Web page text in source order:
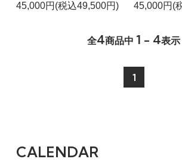
45,000円(税込49,500円) 45,000円(
全4商品中 1 - 4表示
1
CALENDAR